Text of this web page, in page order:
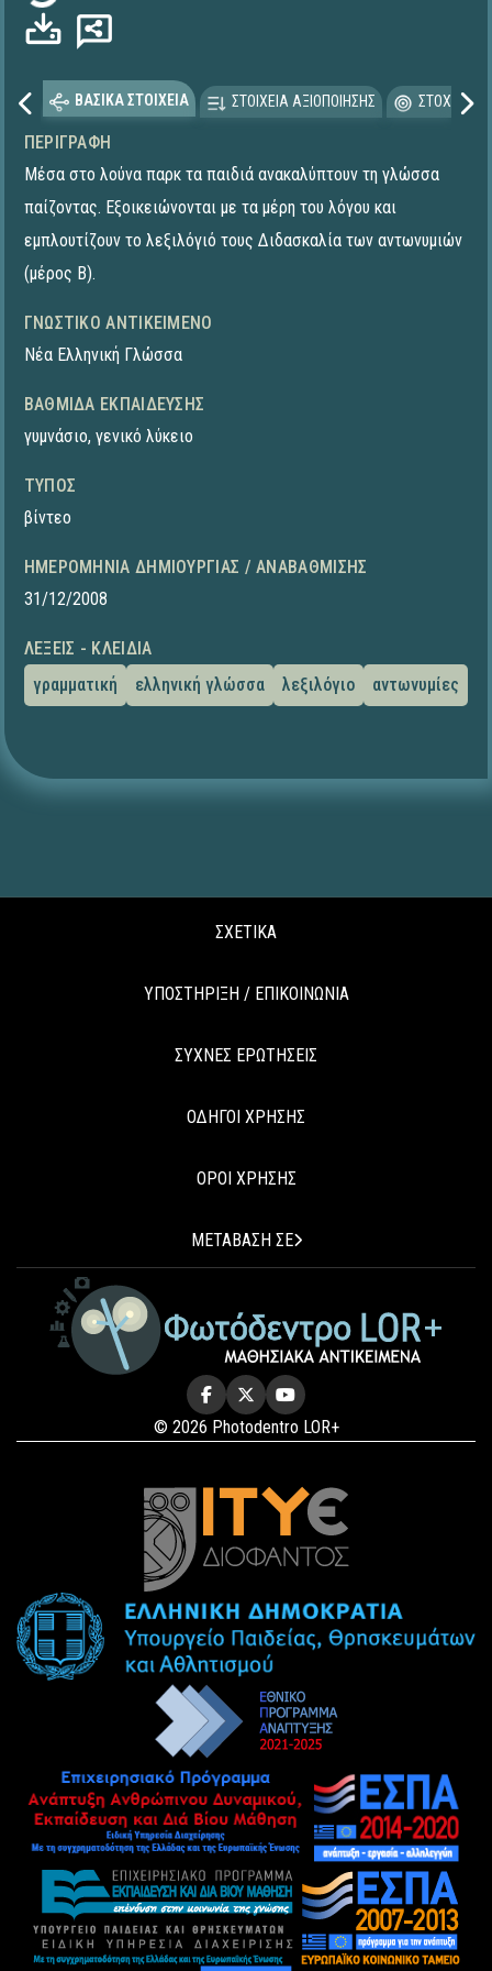
ΒΑΣΙΚΑ ΣΤΟΙΧΕΙΑ ΣΤΟΙΧΕΙΑ ΑΞΙΟΠΟΙΗΣΗΣ
ΠΕΡΙΓΡΑΦΉ
Μέσα στο λούνα παρκ τα παιδιά ανακαλύπτουν τη γλώσσα
παίζοντας. Εξοικειώνονται με τα μέρη του λόγου και
εμπλουτίζουν το λεξιλόγιό τους Διδασκαλία των αντωνυμιών
(μέρος Β).
ΓΝΩΣΤΙΚΌ ΑΝΤΙΚΕΊΜΕΝΟ
Νέα Ελληνική Γλώσσα
ΒΑΘΜΊΔΑ ΕΚΠΑΊΔΕΥΣΗΣ
γυμνάσιο, γενικό λύκειο
ΤΎΠΟΣ
βίντεο
ΗΜΕΡΟΜΗΝΊΑ ΔΗΜΙΟΥΡΓΊΑΣ / ΑΝΑΒΆΘΜΙΣΗΣ
31/12/2008
ΛΈΞΕΙΣ - ΚΛΕΙΔΙΆ
γραμματική
ελληνική γλώσσα λεξιλόγιο αντωνυμίες
ΣΧΕΤΙΚΑ
ΥΠΟΣΤΗΡΙΞΗ / ΕΠΙΚΟΙΝΩΝΙΑ
ΣΥΧΝΕΣ ΕΡΩΤΗΣΕΙΣ
ΟΔΗΓΟΙ ΧΡΗΣΗΣ
ΟΡΟΙ ΧΡΗΣΗΣ
ΜΕΤΑΒΑΣΗ ΣΕ
© 2026 Photodentro LOR+